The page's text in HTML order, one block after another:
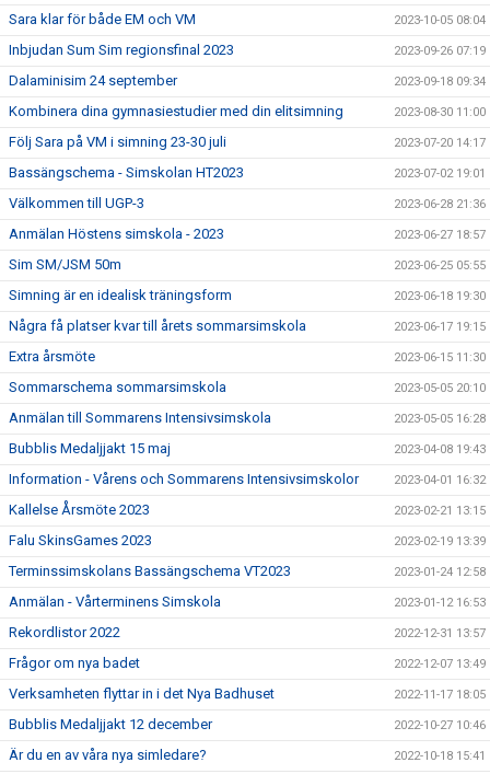
Sara klar för både EM och VM 2023-10-05 08:04
Inbjudan Sum Sim regionsfinal 2023 2023-09-26 07:19
Dalaminisim 24 september 2023-09-18 09:34
Kombinera dina gymnasiestudier med din elitsimning 2023-08-30 11:00
Följ Sara på VM i simning 23-30 juli 2023-07-20 14:17
Bassängschema - Simskolan HT2023 2023-07-02 19:01
Välkommen till UGP-3 2023-06-28 21:36
Anmälan Höstens simskola - 2023 2023-06-27 18:57
Sim SM/JSM 50m 2023-06-25 05:55
Simning är en idealisk träningsform 2023-06-18 19:30
Några få platser kvar till årets sommarsimskola 2023-06-17 19:15
Extra årsmöte 2023-06-15 11:30
Sommarschema sommarsimskola 2023-05-05 20:10
Anmälan till Sommarens Intensivsimskola 2023-05-05 16:28
Bubblis Medaljjakt 15 maj 2023-04-08 19:43
Information - Vårens och Sommarens Intensivsimskolor 2023-04-01 16:32
Kallelse Årsmöte 2023 2023-02-21 13:15
Falu SkinsGames 2023 2023-02-19 13:39
Terminssimskolans Bassängschema VT2023 2023-01-24 12:58
Anmälan - Vårterminens Simskola 2023-01-12 16:53
Rekordlistor 2022 2022-12-31 13:57
Frågor om nya badet 2022-12-07 13:49
Verksamheten flyttar in i det Nya Badhuset 2022-11-17 18:05
Bubblis Medaljjakt 12 december 2022-10-27 10:46
Är du en av våra nya simledare? 2022-10-18 15:41